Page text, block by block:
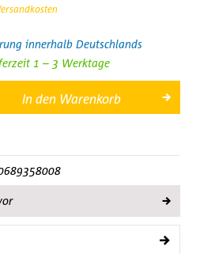
innerhalb Deutschlands
1 – 3 Werktage
In den Warenkorb